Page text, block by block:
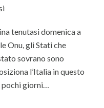
tenutasi domenica a
Onu, gli Stati che
sovrano sono
l’Italia in questo
pochi giorni…